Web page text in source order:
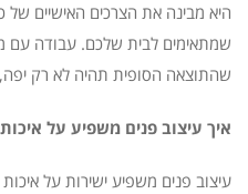
היא מבינה את הצרכים האישיים של
שמתאימים לבית שלכם. עבודה עם
שהתוצאה הסופית תהיה לא רק
איך עיצוב פנים משפיע על
עיצוב פנים משפיע ישירות על איכות